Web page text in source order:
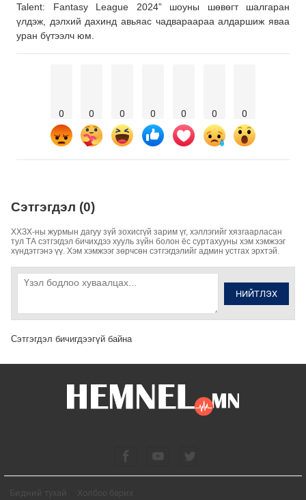
Talent: Fantasy League 2024” шоуны шөвөгт шалгаран
үлдэж, дэлхий дахинд авьяас чадвараараа алдаршиж яваа
уран бүтээлч юм.
0 0 0 0 0 0 0
Сэтгэгдэл (0)
ХХЗХ-ны журмын дагуу зүй зохисгүй зарим үг, хэллэгийг хязгаарласан
тул ТА сэтгэгдэл бичихдээ хууль зүйн болон ёс суртахууны хэм хэмжээг
хүндэтгэнэ үү. Хэм хэмжээг зөрчсөн сэтгэгдэлийг админ устгах эрхтэй.
НИЙТЛЭХ
Сэтгэгдэл бичигдээгүй байна
Бидний тухай Холбоо барих